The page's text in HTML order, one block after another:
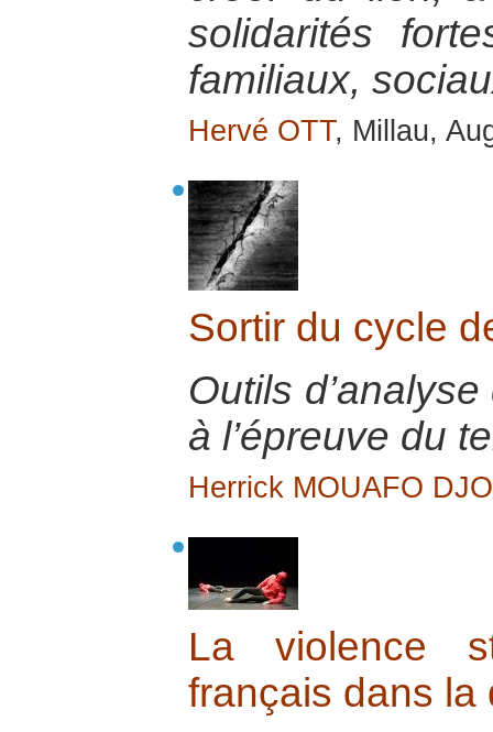
solidarités
familiaux,
Hervé OTT, Millau,
Sortir du cycle
Outils
à l’épreuve du
Herrick MOUAFO
La violence
français dans la